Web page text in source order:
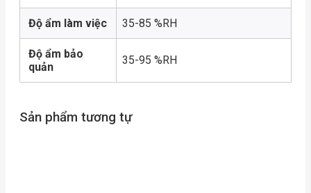
Độ ẩm làm việc 35-85 %RH
Độ ẩm bảo
quản
35-95 %RH
Sản phẩm tương tự